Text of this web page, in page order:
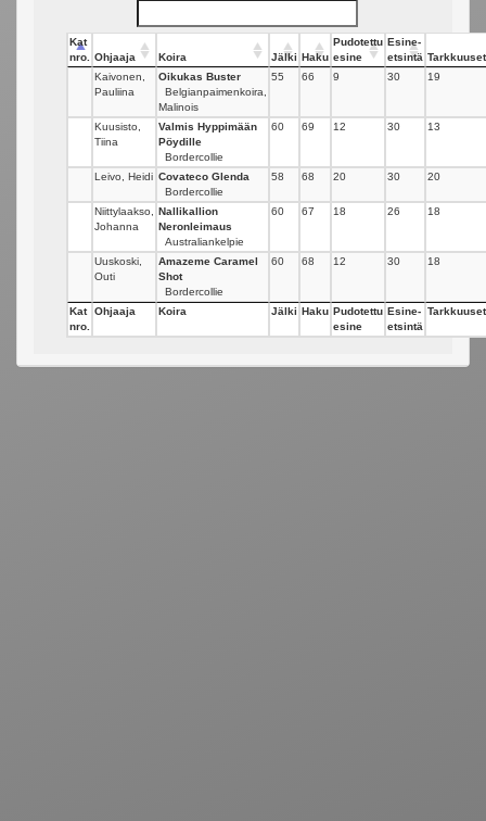
Kat
nro.
Ohjaaja Koira Jälki Haku
Pudotettu
esine
Esine-
etsintä
Kaivonen,
Pauliina
Oikukas Buster
Belgianpaimenkoira,
Malinois
55 66 9 30 19
Kuusisto,
Tiina
Valmis Hyppimään
Pöydille
Bordercollie
60 69 12 30 13
Leivo, Heidi Covateco Glenda
Bordercollie
58 68 20 30 20
Niittylaakso,
Johanna
Nallikallion
Neronleimaus
Australiankelpie
60 67 18 26 18
Uuskoski,
Outi
Amazeme Caramel
Shot
Bordercollie
60 68 12 30 18
Kat
nro.
Ohjaaja Koira Jälki Haku Pudotettu
esine
Esine-
etsintä